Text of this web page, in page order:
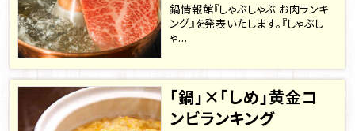
鍋情報館『しゃぶしゃぶ お肉ランキ
ング』を発表いたします。『しゃぶし
ゃ...
「鍋」×「しめ」黄金コ
ンビランキング